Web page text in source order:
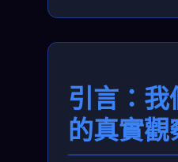
引言：
的真實觀